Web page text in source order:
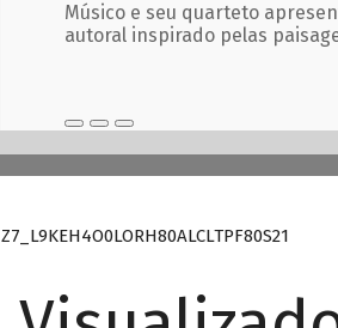
Músico e seu quarteto
autoral inspirado pelas
Z7_L9KEH4O0LORH80ALCLTPF80S21